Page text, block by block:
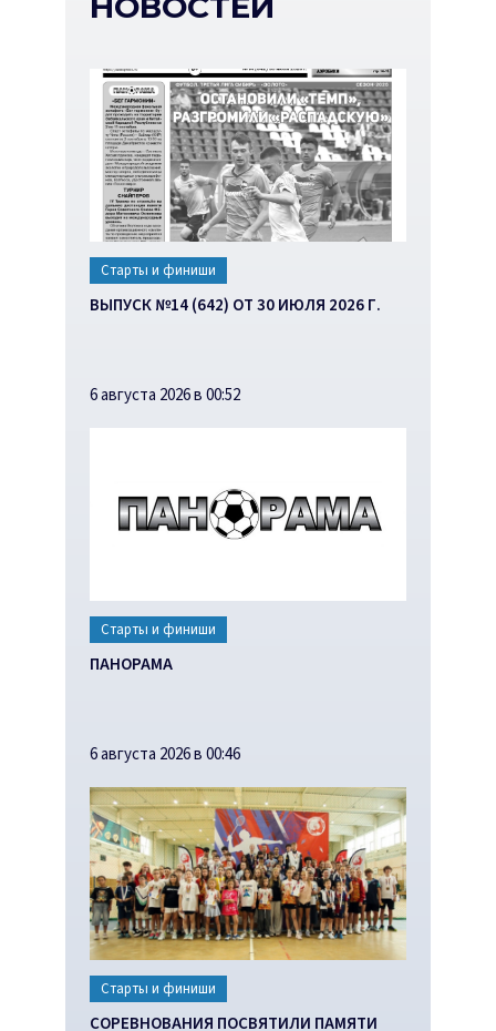
Старты и финиши
ВЫПУСК №14 (642) ОТ 30 ИЮЛЯ 2026 Г.
6 августа 2026 в 00:52
Старты и финиши
ПАНОРАМА
6 августа 2026 в 00:46
Старты и финиши
СОРЕВНОВАНИЯ ПОСВЯТИЛИ ПАМЯТИ